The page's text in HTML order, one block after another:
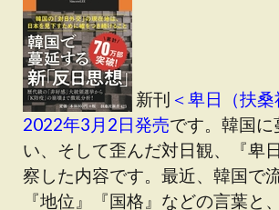
新刊 ＜卑日（扶
2022年3月2日発売です。韓国に
い、そして歪んだ対日観、『卑
察した内容です。最近、韓国で
『地位』『国格』などの言葉と